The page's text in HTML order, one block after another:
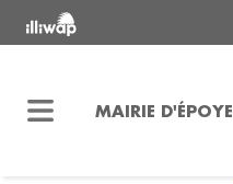
MAIRIE D'ÉPOYE